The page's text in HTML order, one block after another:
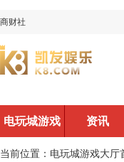
商财社
电玩城游戏
大厅首页
资讯
当前位置： 电玩城游戏大厅